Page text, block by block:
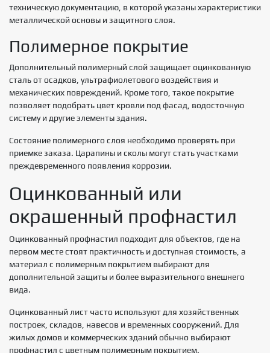
техническую документацию, в которой указаны характеристики
металлической основы и защитного слоя.
Полимерное покрытие
Дополнительный полимерный слой защищает оцинкованную
сталь от осадков, ультрафиолетового воздействия и
механических повреждений. Кроме того, такое покрытие
позволяет подобрать цвет кровли под фасад, водосточную
систему и другие элементы здания.
Состояние полимерного слоя необходимо проверять при
приемке заказа. Царапины и сколы могут стать участками
преждевременного появления коррозии.
Оцинкованный или
окрашенный профнастил
Оцинкованный профнастил подходит для объектов, где на
первом месте стоят практичность и доступная стоимость, а
материал с полимерным покрытием выбирают для
дополнительной защиты и более выразительного внешнего
вида.
Оцинкованный лист часто используют для хозяйственных
построек, складов, навесов и временных сооружений. Для
жилых домов и коммерческих зданий обычно выбирают
профнастил с цветным полимерным покрытием.